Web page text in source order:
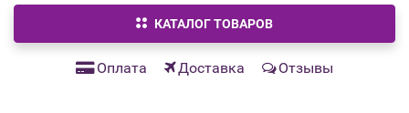
КАТАЛОГ ТОВАРОВ
Оплата Доставка Отзывы